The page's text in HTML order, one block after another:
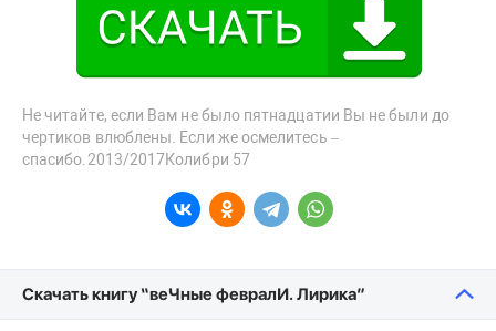
Не читайте, если Вам не было пятнадцатии Вы не были до
чертиков влюблены. Если же осмелитесь –
спасибо.2013/2017Колибри 57
Скачать книгу “веЧные февралИ. Лирика”